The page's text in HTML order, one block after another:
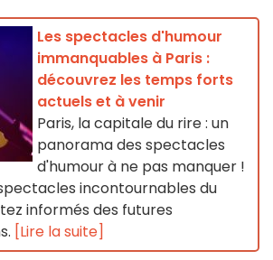
Les spectacles d'humour
immanquables à Paris :
découvrez les temps forts
actuels et à venir
Paris, la capitale du rire : un
panorama des spectacles
d'humour à ne pas manquer !
incontournables du
informés des futures
[Lire la suite]